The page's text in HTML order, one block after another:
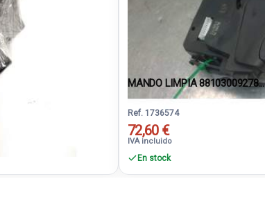
MANDO LIMPIA 88103009278...
Ref. 1736574
72,60 €
IVA incluido
En stock